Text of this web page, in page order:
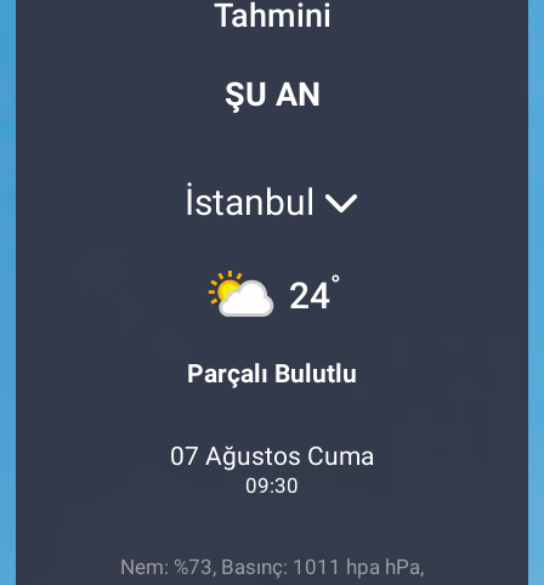
Tahmini
ŞU AN
İstanbul
24°
Parçalı Bulutlu
07 Ağustos Cuma
09:30
Nem: %73, Basınç: 1011 hpa hPa,
Erişim Bilgileri